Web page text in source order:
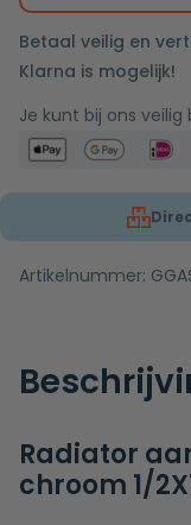
Betaal veilig en
Klarna is mogelijk!
Je kunt bij ons
Artikelnummer:
Radiator
chroom 1/